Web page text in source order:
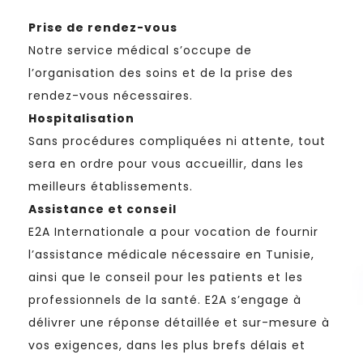
Prise de rendez-vous
Notre service médical s’occupe de
l’organisation des soins et de la prise des
rendez-vous nécessaires.
Hospitalisation
Sans procédures compliquées ni attente, tout
sera en ordre pour vous accueillir, dans les
meilleurs établissements.
Assistance et conseil
E2A Internationale a pour vocation de fournir
l’assistance médicale nécessaire en Tunisie,
ainsi que le conseil pour les patients et les
professionnels de la santé. E2A s’engage à
délivrer une réponse détaillée et sur-mesure à
vos exigences, dans les plus brefs délais et